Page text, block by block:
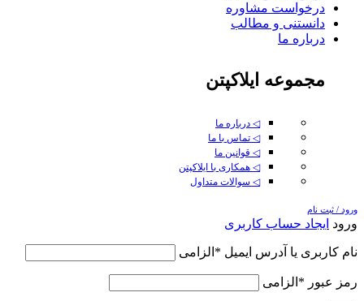
درخواست مشاوره
دانستنی و مطالب
درباره ما
مجموعه ایلاکپتن
◁ درباره ما
◁ تماس با ما
◁ قوانین ما
◁ همکاری با ایلاکپتن
◁ سوالات متداول
ورود / ثبت نام
ورود ایجاد حساب کاربری
نام کاربری یا آدرس ایمیل * الزامی
رمز عبور * الزامی